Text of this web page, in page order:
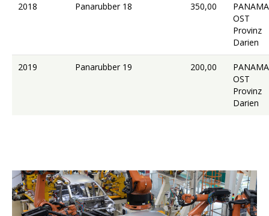
2018 Panarubber 18 350,00
OST
Provinz
Darien
2019 Panarubber 19 200,00
OST
Provinz
Darien